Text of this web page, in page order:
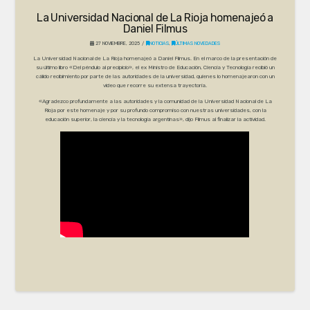
La Universidad Nacional de La Rioja homenajeó a
Daniel Filmus
27 NOVIEMBRE, 2025 NOTICIAS, ÚLTIMAS NOVEDADES
La Universidad Nacional de La Rioja homenajeó a Daniel Filmus. En el marco de la presentación de
su último libro «Del péndulo al precipicio», el ex Ministro de Educación, Ciencia y Tecnología recibió un
cálido recibimiento por parte de las autoridades de la universidad, quienes lo homenajearon con un
video que recorre su extensa trayectoria.
«Agradezco profundamente a las autoridades y la comunidad de la Universidad Nacional de La
Rioja por este homenaje y por su profundo compromiso con nuestras universidades, con la
educación superior, la ciencia y la tecnología argentinas», dijo Filmus al finalizar la actividad.